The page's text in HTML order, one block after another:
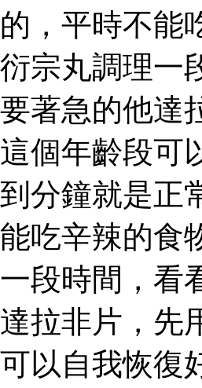
的，平時不能
衍宗丸調理一
要著急的他達
這個年齡段可
到分鐘就是正
能吃辛辣的食
一段時間，看
達拉非片，先
可以自我恢復